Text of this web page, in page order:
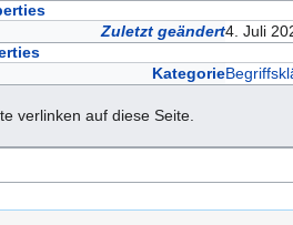
Zuletzt geändert4. Juli
Kategorie
verlinken auf diese Seite.